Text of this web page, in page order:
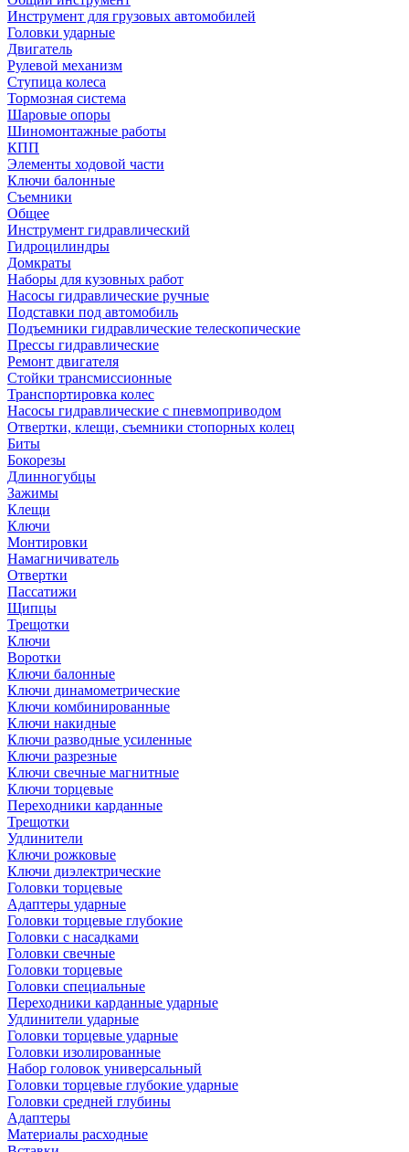
Инструмент для грузовых автомобилей
Головки ударные
Двигатель
Рулевой механизм
Ступица колеса
Тормозная система
Шаровые опоры
Шиномонтажные работы
КПП
Элементы ходовой части
Ключи балонные
Съемники
Общее
Инструмент гидравлический
Гидроцилиндры
Домкраты
Наборы для кузовных работ
Насосы гидравлические ручные
Подставки под автомобиль
Подъемники гидравлические телескопические
Прессы гидравлические
Ремонт двигателя
Стойки трансмиссионные
Транспортировка колес
Насосы гидравлические с пневмоприводом
Отвертки, клещи, съемники стопорных колец
Биты
Бокорезы
Длинногубцы
Зажимы
Клещи
Ключи
Монтировки
Намагничиватель
Отвертки
Пассатижи
Щипцы
Трещотки
Ключи
Воротки
Ключи балонные
Ключи динамометрические
Ключи комбинированные
Ключи накидные
Ключи разводные усиленные
Ключи разрезные
Ключи свечные магнитные
Ключи торцевые
Переходники карданные
Трещотки
Удлинители
Ключи рожковые
Ключи диэлектрические
Головки торцевые
Адаптеры ударные
Головки торцевые глубокие
Головки с насадками
Головки свечные
Головки торцевые
Головки специальные
Переходники карданные ударные
Удлинители ударные
Головки торцевые ударные
Головки изолированные
Набор головок универсальный
Головки торцевые глубокие ударные
Головки средней глубины
Адаптеры
Материалы расходные